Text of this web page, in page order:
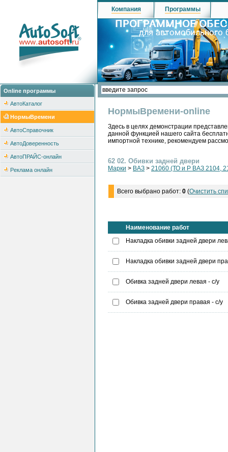
Online программы
АвтоКаталог
НормыВремени
АвтоСправочник
АвтоДоверенность
АвтоПРАЙС-онлайн
Реклама онлайн
Компания Программы
НормыВремени-online
Здесь в целях демонстрации
данной функцией нашего сайта
импортной технике, рекомендуем
62 02. Обивки задней двери
Марки > ВАЗ > 21060 (ТО и Р ВАЗ 2104,
Всего выбрано работ: 0 (Очистить
Наименование работ
Накладка обивки задней двери
Накладка обивки задней двери
Обивка задней двери левая - с/у
Обивка задней двери правая - с/у